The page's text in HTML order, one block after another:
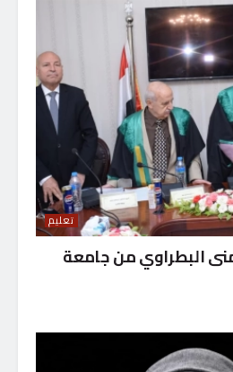
تعليم
البطراوي من جامعة